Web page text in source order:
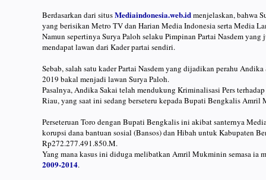
Berdasarkan dari situsMediaindonesia.web.idmenjelaskan, bahwa
yang berisikan Metro TV dan Harian Media Indonesia serta Media
Namun sepertinya Surya Paloh selaku Pimpinan Partai Nasdem
mendapat lawan dari Kader partai sendiri.
Sebab, salah satu kader Partai Nasdem yang dijadikan perahu
2019 bakal menjadi lawan Surya Paloh.
Pasalnya, Andika Sakai telah mendukung Kriminalisasi Pers
Riau, yang saat ini sedang berseteru kepada Bupati Bengkalis Amril
Perseteruan Toro dengan Bupati Bengkalis ini akibat santernya
korupsi dana bantuan sosial (Bansos) dan Hibah untuk Kabupaten
Rp272.277.491.850.M.
Yang mana kasus ini diduga melibatkan Amril Mukminin semasa ia
2009-2014.